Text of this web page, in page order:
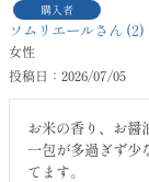
購入者
ソムリエール 2
女性
投稿日
2026/07/05
お米の香り、お醤
一包が多過ぎず少
てます。